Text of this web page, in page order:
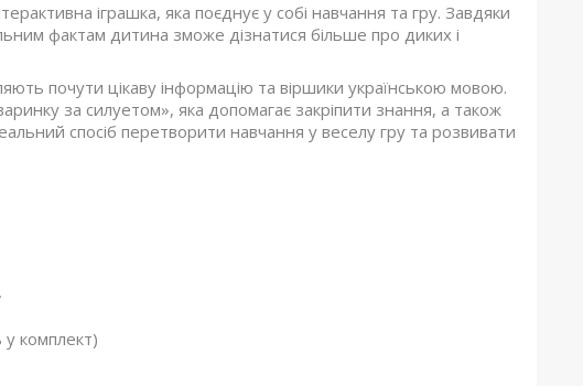
іграшка, яка поєднує у собі навчання та гру. Завдяки
фактам дитина зможе дізнатися більше про диких і
почути цікаву інформацію та віршики українською мовою.
за силуетом», яка допомагає закріпити знання, а також
спосіб перетворити навчання у веселу гру та розвивати
комплект)